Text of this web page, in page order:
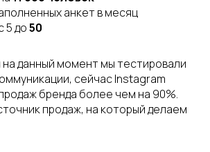
анкет в месяц
5 до50
на данный момент мы тестировали
сейчас Instagram
бренда более чем на 90%.
продаж, на который делаем